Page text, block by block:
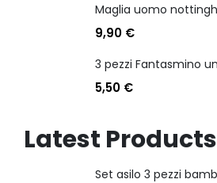
9,90 €
5,50 €
Latest Products